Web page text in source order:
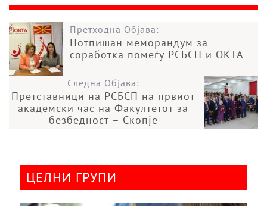
Претходна Објава:
Потпишан меморандум за
соработка помеѓу РСБСП и ОКТА
Следна Објава:
Претставници на РСБСП на првиот
академски час на Факултетот за
безбедност – Скопје
ЦЕЛНИ ГРУПИ